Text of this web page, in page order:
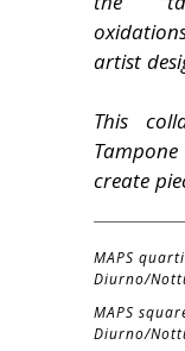
artist
This
create
MAPS
Diurno/
MAPS
Diurno/